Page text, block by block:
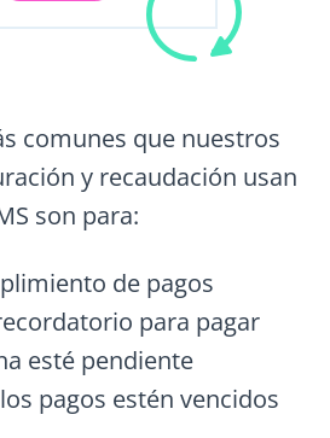
comunes que nuestros
y recaudación usan
son para:
de pagos
para pagar
esté pendiente
pagos estén vencidos